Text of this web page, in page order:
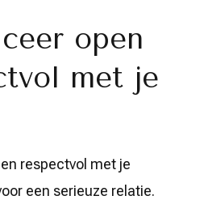
open
met je
respectvol met je
een serieuze relatie.